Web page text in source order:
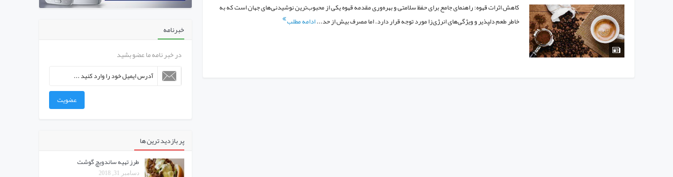
کاهش اثرات قهوه: راهنمای جامع برای حفظ سلامتی و بهره‌وری مقدمه قهوه یکی از محبوب‌ترین نوشیدنی‌های جهان است که به
خاطر طعم دلپذیر و ویژگی‌های انرژی‌زا مورد توجه قرار دارد. اما مصرف بیش از حد...ادامه مطلب
خبرنامه
در خبر نامه ما عضو بشید
عضویت
پر بازدید ترین ها
طرز تهیه ساندویچ گوشت
دسامبر 31, 2018